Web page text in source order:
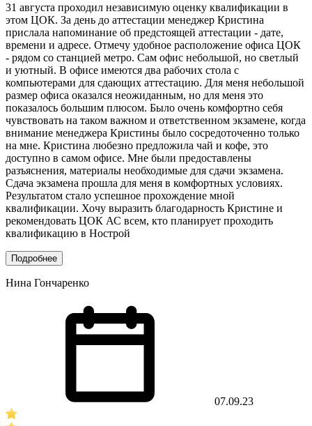
31 августа проходил независимую оценку квалификации в
этом ЦОК. За день до аттестации менеджер Кристина
прислала напоминание об предстоящей аттестации - дате,
времени и адресе. Отмечу удобное расположение офиса ЦОК
- рядом со станцией метро. Сам офис небольшой, но светлый
и уютный. В офисе имеются два рабочих стола с
компьютерами для сдающих аттестацию. Для меня небольшой
размер офиса оказался неожиданным, но для меня это
показалось большим плюсом. Было очень комфортно себя
чувствовать на таком важном и ответственном экзамене, когда
внимание менеджера Кристины было сосредоточенно только
на мне. Кристина любезно предложила чай и кофе, это
доступно в самом офисе. Мне были предоставлены
разъяснения, материалы необходимые для сдачи экзамена.
Сдача экзамена прошла для меня в комфортных условиях.
Результатом стало успешное прохождение мной
квалификации. Хочу выразить благодарность Кристине и
рекомендовать ЦОК АС всем, кто планирует проходить
квалификацию в Нострой
Подробнее
Нина Гончаренко
07.09.23